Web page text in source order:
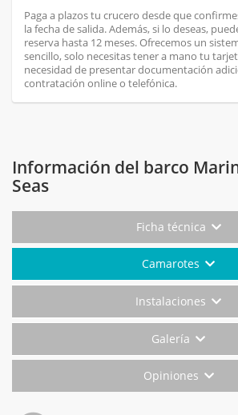
Paga a plazos tu crucero desde que
la fecha de salida. Además, si lo deseas,
reserva hasta 12 meses. Ofrecemos un
sencillo, solo necesitas tener a mano tu
necesidad de presentar documentación
contratación online o telefónica.
Información del barco
Seas
Ficha técnica
Camarotes
Instalaciones
Galería
Opiniones